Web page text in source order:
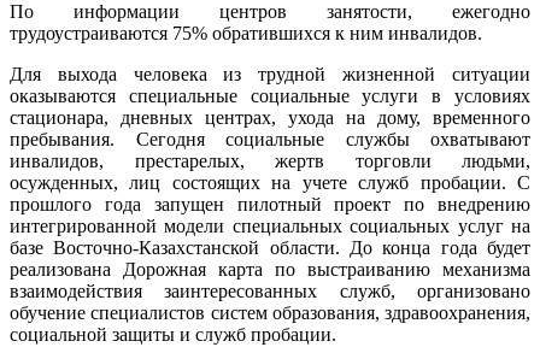
По информации центров занятости, ежегодно
трудоустраиваются 75% обратившихся к ним инвалидов.
Для выхода человека из трудной жизненной ситуации
оказываются специальные социальные услуги в условиях
стационара, дневных центрах, ухода на дому, временного
пребывания. Сегодня социальные службы охватывают
инвалидов, престарелых, жертв торговли людьми,
осужденных, лиц состоящих на учете служб пробации. С
прошлого года запущен пилотный проект по внедрению
интегрированной модели специальных социальных услуг на
базе Восточно-Казахстанской области. До конца года будет
реализована Дорожная карта по выстраиванию механизма
взаимодействия заинтересованных служб, организовано
обучение специалистов систем образования, здравоохранения,
социальной защиты и служб пробации.